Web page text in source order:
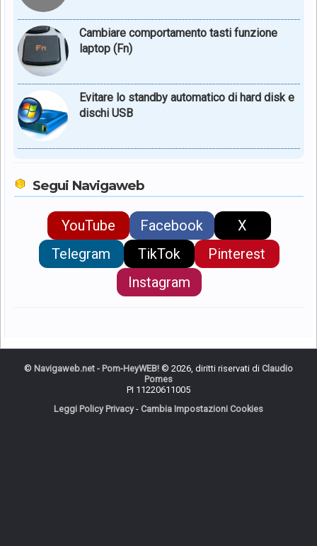
Cambiare comportamento tasti funzione
laptop (Fn)
Evitare lo standby automatico di hard disk e
dischi USB
Segui Navigaweb
YouTube Facebook
X
Telegram
TikTok
Pinterest
Instagram
© Navigaweb.net - Pom-HeyWEB! © 2026, diritti riservati di Claudio
Pomes
PI 11220611005
Leggi Policy Privacy- Cambia Impostazioni Cookies